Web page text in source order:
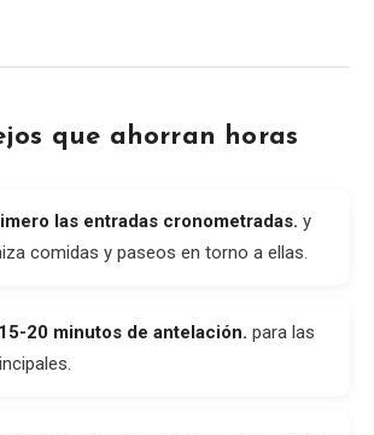
que ahorran horas
las entradas cronometradas. y
comidas y paseos en torno a ellas.
20 minutos de antelación. para las